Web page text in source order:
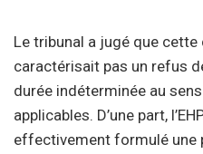
Le tribunal a jugé que
caractérisait pas un refus
durée indéterminée au
applicables. D’une part,
effectivement formulé une